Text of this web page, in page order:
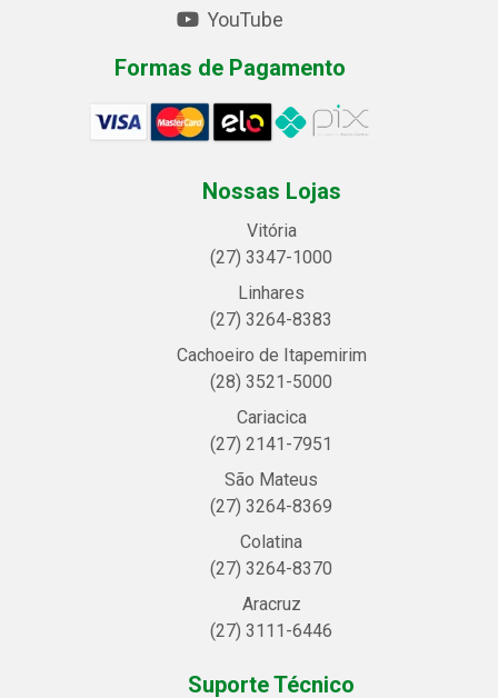
YouTube
Formas de Pagamento
Nossas Lojas
Vitória
(27) 3347-1000
Linhares
(27) 3264-8383
Cachoeiro de Itapemirim
(28) 3521-5000
Cariacica
(27) 2141-7951
São Mateus
(27) 3264-8369
Colatina
(27) 3264-8370
Aracruz
(27) 3111-6446
Suporte Técnico